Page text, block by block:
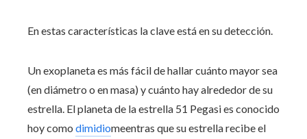
En estas características la clave está en su detección.
Un exoplaneta es más fácil de hallar cuánto mayor sea
(en diámetro o en masa) y cuánto hay alrededor de su
estrella. El planeta de la estrella 51 Pegasi es conocido
hoy como dimidiomeentras que su estrella recibe el